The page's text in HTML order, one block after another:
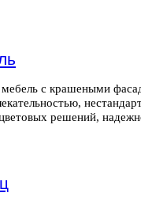
с крашеными
решений,